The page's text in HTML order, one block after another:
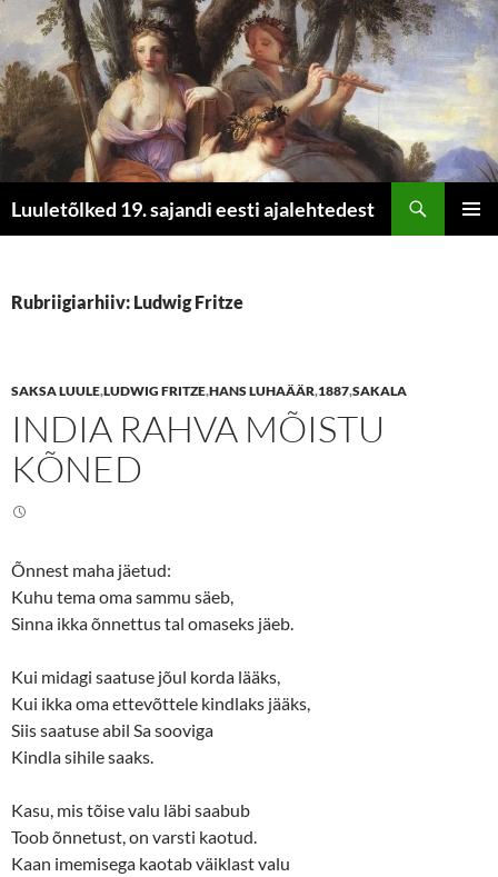
Luuletõlked 19. sajandi eesti ajalehtedest
Rubriigiarhiiv: Ludwig Fritze
SAKSA LUULE,LUDWIG FRITZE,HANS LUHAÄÄR,1887,SAKALA
INDIA RAHVA MÕISTU
KÕNED
Õnnest maha jäetud:
Kuhu tema oma sammu säeb,
Sinna ikka õnnettus tal omaseks jäeb.
Kui midagi saatuse jõul korda lääks,
Kui ikka oma ettevõttele kindlaks jääks,
Siis saatuse abil Sa sooviga
Kindla sihile saaks.
Kasu, mis tõise valu läbi saabub
Toob õnnetust, on varsti kaotud.
Kaan imemisega kaotab väiklast valu